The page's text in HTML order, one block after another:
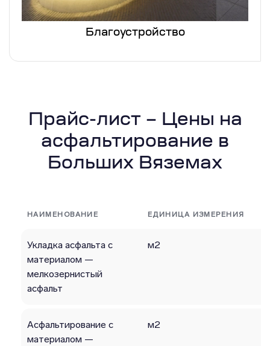
Благоустройство
Прайс-лист – Цены на
асфальтирование в
Больших Вяземах
НАИМЕНОВАНИЕ ЕДИНИЦА ИЗМЕРЕНИЯ
Укладка асфальта с
материалом —
мелкозернистый
асфальт
м2
Асфальтирование с
материалом —
м2